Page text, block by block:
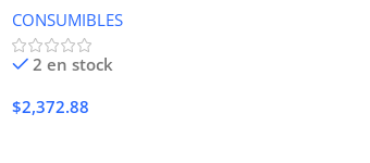
CONSUMIBLES
2 en stock
$2,372.88